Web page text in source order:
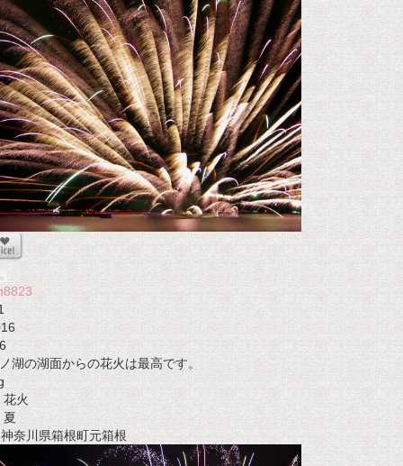
6
湖の湖面からの花火は最高です。
花火
夏
奈川県箱根町元箱根